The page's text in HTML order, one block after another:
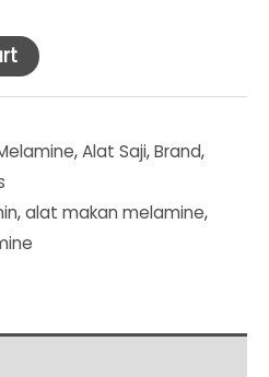
,Alat Saji,Brand,
,alat makan melamine,